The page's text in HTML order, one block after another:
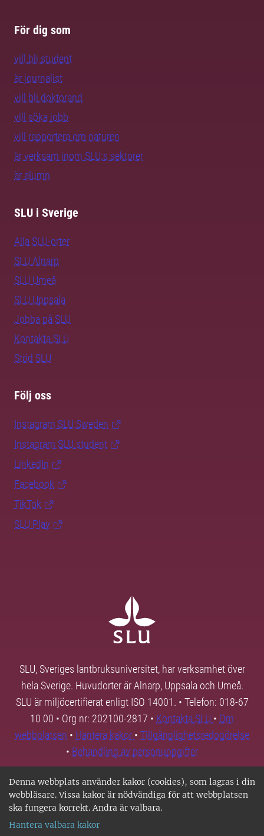
Denna webbplats använder kakor (cookies), som lagras i din
webbläsare. Vissa kakor är nödvändiga för att webbplatsen
ska fungera korrekt. Andra är valbara.
Hantera valbara kakor
För dig som
vill bli student
är journalist
vill bli doktorand
vill söka jobb
vill rapportera om naturen
är verksam inom SLU:s sektorer
är alumn
SLU i Sverige
Alla SLU-orter
SLU Alnarp
SLU Umeå
SLU Uppsala
Jobba på SLU
Kontakta SLU
Stöd SLU
Följ oss
Instagram SLU.Sweden
Instagram SLU.student
LinkedIn
Facebook
TikTok
SLU Play
SLU, Sveriges lantbruksuniversitet, har verksamhet över
hela Sverige. Huvudorter är Alnarp, Uppsala och Umeå.
SLU är miljöcertifierat enligt ISO 14001. • Telefon: 018-67
10 00 • Org nr: 202100-2817 • Kontakta SLU • Om
webbplatsen • Hantera kakor • Tillgänglighetsredogörelse
• Behandling av personuppgifter